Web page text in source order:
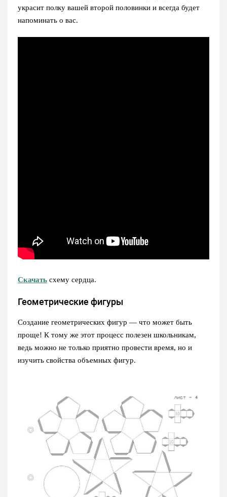
украсит полку вашей второй половинки и всегда будет
напоминать о вас.
Скачать схему сердца.
Геометрические фигуры
Создание геометрических фигур — что может быть
проще! К тому же этот процесс полезен школьникам,
ведь можно не только приятно провести время, но и
изучить свойства объемных фигур.